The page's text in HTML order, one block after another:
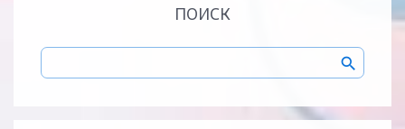
ПОИСК